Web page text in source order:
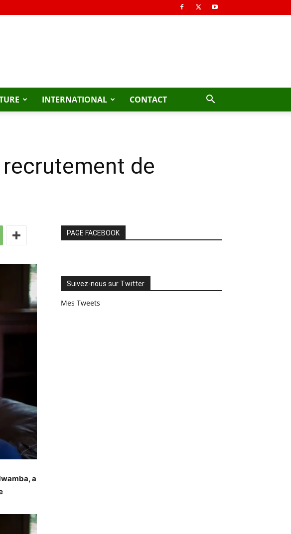
INTERNATIONAL CONTACT
de
a
PAGE FACEBOOK
Suivez-nous sur Twitter
Mes Tweets